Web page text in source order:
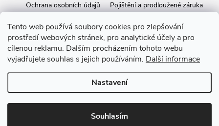
Tento web používá soubory cookies pro zlepšování
prostředí webových stránek, pro analytické účely a pro
cílenou reklamu. Dalším procházením tohoto webu
vyjadřujete souhlas s jejich používáním. Další informace
Nastavení
Souhlasím
Ochrana osobních údajů
Pojištění a prodloužené záruka
Vytvořil Shoptet
Copyright 2026iStage.cz. Všechna práva vyhrazena.Upravit nastavení
cookies